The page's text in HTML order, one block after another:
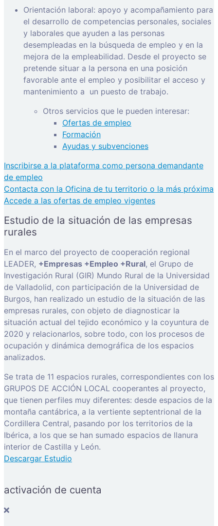
Orientación laboral: apoyo y acompañamiento para
el desarrollo de competencias personales, sociales
y laborales que ayuden a las personas
desempleadas en la búsqueda de empleo y en la
mejora de la empleabilidad. Desde el proyecto se
pretende situar a la persona en una posición
favorable ante el empleo y posibilitar el acceso y
mantenimiento a un puesto de trabajo.
Otros servicios que le pueden interesar:
Ofertas de empleo
Formación
Ayudas y subvenciones
Inscribirse a la plataforma como persona demandante
de empleo
Contacta con la Oficina de tu territorio o la más próxima
Accede a las ofertas de empleo vigentes
Estudio de la situación de las empresas
rurales
En el marco del proyecto de cooperación regional
LEADER, +Empresas +Empleo +Rural, el Grupo de
Investigación Rural (GIR) Mundo Rural de la Universidad
de Valladolid, con participación de la Universidad de
Burgos, han realizado un estudio de la situación de las
empresas rurales, con objeto de diagnosticar la
situación actual del tejido económico y la coyuntura de
2020 y relacionarlos, sobre todo, con los procesos de
ocupación y dinámica demográfica de los espacios
analizados.
Se trata de 11 espacios rurales, correspondientes con los
GRUPOS DE ACCIÓN LOCAL cooperantes al proyecto,
que tienen perfiles muy diferentes: desde espacios de la
montaña cantábrica, a la vertiente septentrional de la
Cordillera Central, pasando por los territorios de la
Ibérica, a los que se han sumado espacios de llanura
interior de Castilla y León.
Descargar Estudio
activación de cuenta